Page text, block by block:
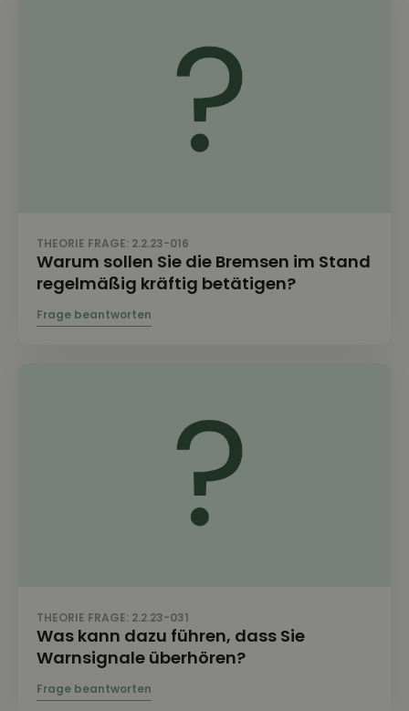
THEORIE FRAGE: 2.2.23-016
Warum sollen Sie die Bremsen im Stand
regelmäßig kräftig betätigen?
THEORIE FRAGE: 2.2.23-031
Was kann dazu führen, dass Sie
Warnsignale überhören?